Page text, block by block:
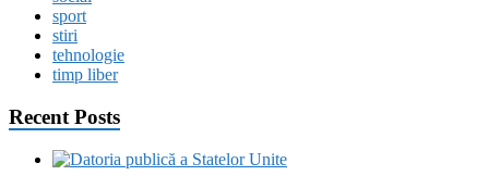
sport
stiri
tehnologie
timp liber
Recent Posts